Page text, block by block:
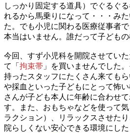
しっかり固定する道具） でぐるぐ
れるから馬乗りになって・・・み
た。でも小児に関わる医療従事者
本当はいません。誰だって子どもの
今回、すず小児科を開院させてい
て「 拘束帯 」を買いませんでした
持ったスタッフにたくさん来ても
や採血といった子どもにとって怖
さんが子ども本人に年齢に合わせ
す。また、おもちゃなどを使って
ラクション）、リラックスさせた
院らしくない安心できる環境にし